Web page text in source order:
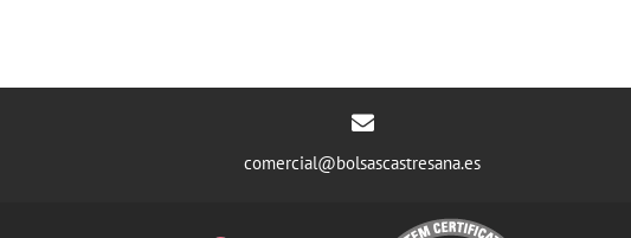
comercial@bolsascastresana.es